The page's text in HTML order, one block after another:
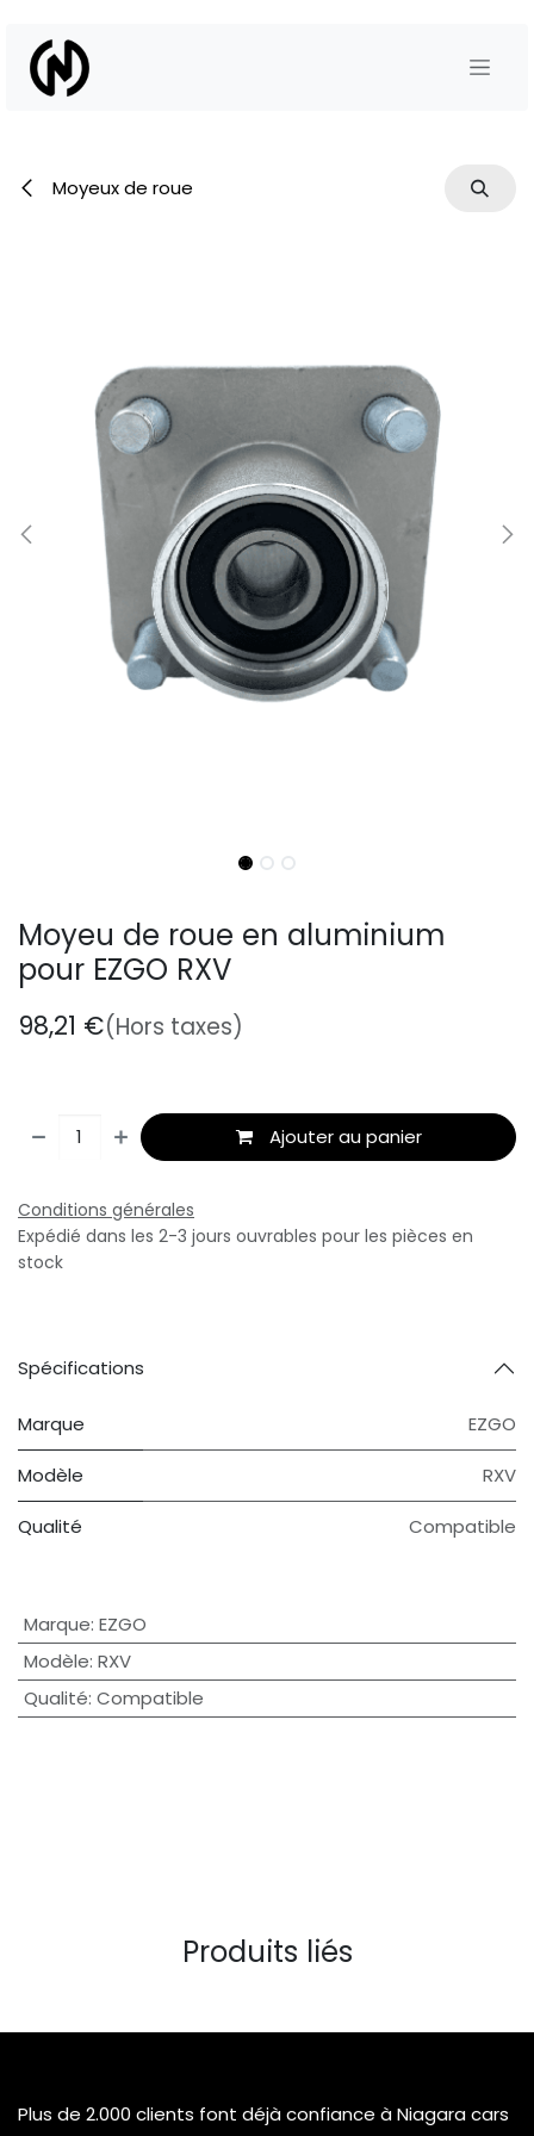
Moyeux de roue
Moyeu de roue en aluminium
pour EZGO RXV
98,21 €(Hors taxes)
Ajouter au panier
Conditions générales
Expédié dans les 2-3 jours ouvrables pour les pièces en
stock
Spécifications
Marque EZGO
Modèle RXV
Qualité Compatible
Marque: EZGO
Modèle: RXV
Qualité: Compatible
Produits liés
Plus de 2.000 clients font déjà confiance à Niagara cars